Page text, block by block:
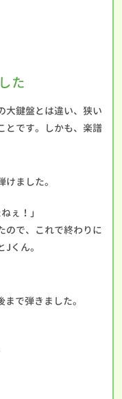
た
大鍵盤とは違い、狭い
とです。しかも、楽譜
ました。
ぇ！」
ので、これで終わりに
くん。
まで弾きました。